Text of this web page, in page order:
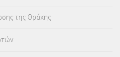
της Θράκης